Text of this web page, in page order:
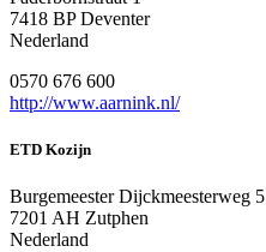
7418 BP Deventer
Nederland
0570 676 600
http://www.aarnink.nl/
ETD Kozijn
Burgemeester Dijckmeesterweg 5
7201 AH Zutphen
Nederland